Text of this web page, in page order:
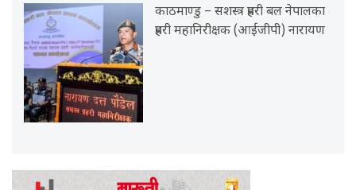
काठमाण्डु – सशस्त्र प्रहरी बल नेपालका
प्रहरी महानिरीक्षक (आईजीपी) नारायण